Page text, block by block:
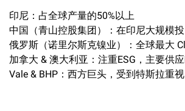
印尼：占全球产量的50%以上
中国（青山控股集团）：在印尼大规模
俄罗斯（诺里尔斯克镍业）：全球最大
加拿大 & 澳大利亚：注重ESG，主要供
Vale & BHP：西方巨头，受到特斯拉重视